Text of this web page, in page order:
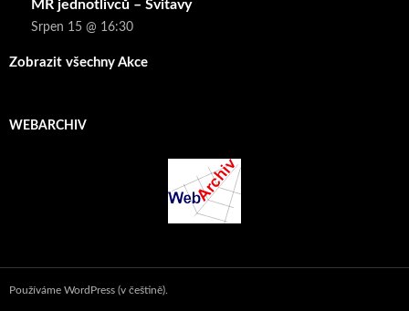
MR jednotlivců – Svitavy
Srpen 15 @ 16:30
Zobrazit všechny Akce
WEBARCHIV
Používáme WordPress (v češtině).